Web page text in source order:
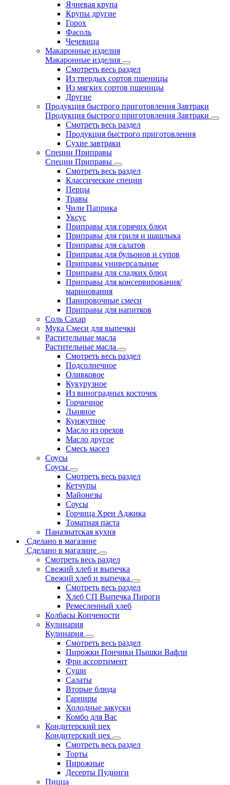
Ячневая крупа
Крупы другие
Горох
Фасоль
Чечевица
Макаронные изделия
Макаронные изделия
Смотреть весь раздел
Из твердых сортов пшеницы
Из мягких сортов пшеницы
Другие
Продукция быстрого приготовления Завтраки
Продукция быстрого приготовления Завтраки
Смотреть весь раздел
Продукция быстрого приготовления
Сухие завтраки
Специи Приправы
Специи Приправы
Смотреть весь раздел
Классические специи
Перцы
Травы
Чили Паприка
Уксус
Приправы для горячих блюд
Приправы для гриля и шашлыка
Приправы для салатов
Приправы для бульонов и супов
Приправы универсальные
Приправы для сладких блюд
Приправы для консервирования/
маринования
Панировочные смеси
Приправы для напитков
Соль Сахар
Мука Смеси для выпечки
Растительные масла
Растительные масла
Смотреть весь раздел
Подсолнечное
Оливковое
Кукурузное
Из виноградных косточек
Горчичное
Льняное
Кунжутное
Масло из орехов
Масло другое
Смесь масел
Соусы
Соусы
Смотреть весь раздел
Кетчупы
Майонезы
Соусы
Горчица Хрен Аджика
Томатная паста
Паназиатская кухня
Сделано в магазине
Сделано в магазине
Смотреть весь раздел
Свежий хлеб и выпечка
Свежий хлеб и выпечка
Смотреть весь раздел
Хлеб СП Выпечка Пироги
Ремесленный хлеб
Колбасы Копчености
Кулинария
Кулинария
Смотреть весь раздел
Пирожки Пончики Пышки Вафли
Фри ассортимент
Суши
Салаты
Вторые блюда
Гарниры
Холодные закуски
Комбо для Вас
Кондитерский цех
Кондитерский цех
Смотреть весь раздел
Торты
Пирожные
Десерты Пудинги
Пицца